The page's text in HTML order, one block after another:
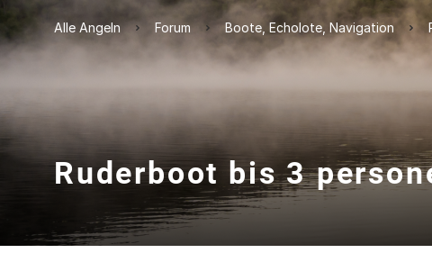
Alle Angeln Forum Boote, Echolote, Navigation
Ruderboot bis 3